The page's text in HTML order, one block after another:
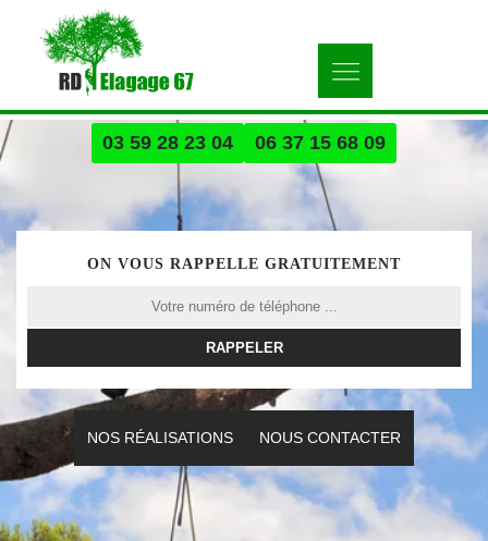
03 59 28 23 04 06 37 15 68 09
ON VOUS RAPPELLE GRATUITEMENT
NOS RÉALISATIONS NOUS CONTACTER